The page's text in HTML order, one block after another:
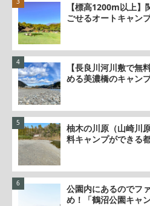
【標高1200m以上
ごせるオートキャン
【長良川河川敷で無
める美濃橋のキャン
柚木の川原（山崎川
料キャンプができる
公園内にあるのでフ
め！「鶴沼公園キャ